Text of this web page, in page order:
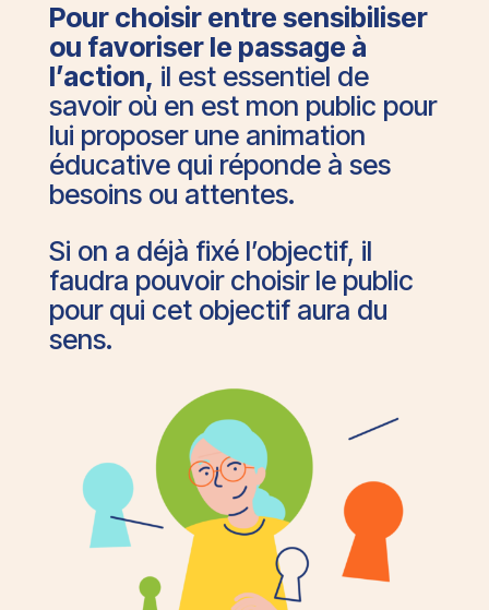
Pour choisir entre sensibiliser
ou favoriser le passage à
l’action, il est essentiel de
savoir où en est mon public pour
lui proposer une animation
éducative qui réponde à ses
besoins ou attentes.
Si on a déjà fixé l’objectif, il
faudra pouvoir choisir le public
pour qui cet objectif aura du
sens.